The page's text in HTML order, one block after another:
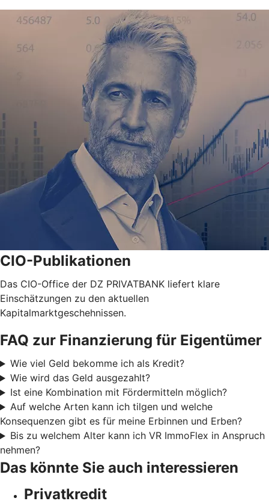
CIO-Publikationen
Das CIO-Office der DZ PRIVATBANK liefert klare
Einschätzungen zu den aktuellen
Kapitalmarktgeschehnissen.
FAQ zur Finanzierung für Eigentümer
Wie viel Geld bekomme ich als Kredit?
Wie wird das Geld ausgezahlt?
Ist eine Kombination mit Fördermitteln möglich?
Auf welche Arten kann ich tilgen und welche
Konsequenzen gibt es für meine Erbinnen und Erben?
Bis zu welchem Alter kann ich VR ImmoFlex in Anspruch
nehmen?
Das könnte Sie auch interessieren
Privatkredit